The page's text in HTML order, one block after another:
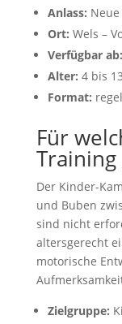
Anlass:
Ort: Wels –
Verfügbar ab:
Alter: 4 bis
Format:
Für
Training
Der Kinder-
und Buben
sind nicht
altersgerecht
motorische
Zielgruppe: